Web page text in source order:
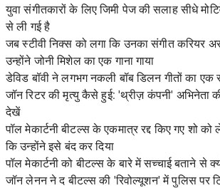
युवा संगीतकारों के लिए जिमी पेज की सलाह सीधे
से ली गई है
जब स्टीवी निक्स को लगा कि उनका संगीत करियर
उन्होंने जोनी मिशेल का एक गाना गाया
डेविड बॉवी ने लगभग नकली बॉब डिलन गीतों का एक
जॉन रिटर की मृत्यु कैसे हुई: 'थ्रीज़ कंपनी' अभिनेता
देखें
पॉल मेकार्टनी बीटल्स के एकमात्र रद्द किए गए शो
कि उन्होंने इसे बंद कर दिया
पॉल मेकार्टनी को बीटल्स के बारे में सच्चाई बताने से
जॉन लेनन ने द बीटल्स की 'रिवोल्यूशन' में पुलिस पर